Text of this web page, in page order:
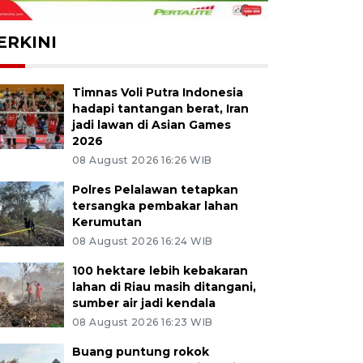
Timnas Voli Putra Indonesia
hadapi tantangan berat, Iran
jadi lawan di Asian Games
2026
08 August 2026 16:26 WIB
Polres Pelalawan tetapkan
tersangka pembakar lahan
Kerumutan
08 August 2026 16:24 WIB
100 hektare lebih kebakaran
lahan di Riau masih ditangani,
sumber air jadi kendala
08 August 2026 16:23 WIB
Buang puntung rokok